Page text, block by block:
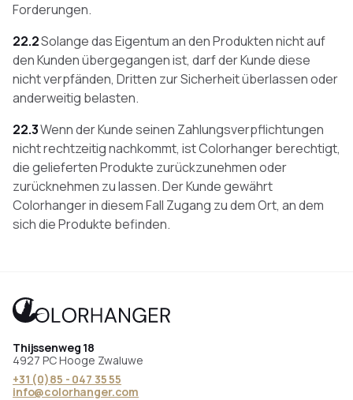
Forderungen.
22.2Solange das Eigentum an den Produkten nicht auf
den Kunden übergegangen ist, darf der Kunde diese
nicht verpfänden, Dritten zur Sicherheit überlassen oder
anderweitig belasten.
22.3Wenn der Kunde seinen Zahlungsverpflichtungen
nicht rechtzeitig nachkommt, ist Colorhanger berechtigt,
die gelieferten Produkte zurückzunehmen oder
zurücknehmen zu lassen. Der Kunde gewährt
Colorhanger in diesem Fall Zugang zu dem Ort, an dem
sich die Produkte befinden.
Thijssenweg 18
4927 PC Hooge Zwaluwe
+31 (0)85 - 047 35 55
info@colorhanger.com